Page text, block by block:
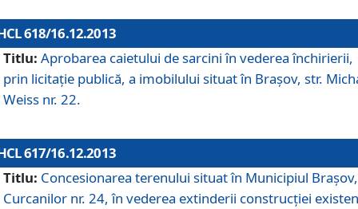
618/16.12.2013
Titlu: Aprobarea caietului de sarcini în vederea închirierii,
prin licitaţie publică, a imobilului situat în Braşov, str.
Weiss nr. 22.
617/16.12.2013
Titlu: Concesionarea terenului situat în Municipiul
Curcanilor nr. 24, în vederea extinderii construcţiei